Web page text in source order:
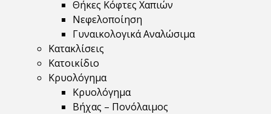
Θήκες Κόφτες Χαπιών
Νεφελοποίηση
Γυναικολογικά Αναλώσιμα
Κατακλίσεις
Κατοικίδιο
Κρυολόγημα
Κρυολόγημα
Βήχας – Πονόλαιμος